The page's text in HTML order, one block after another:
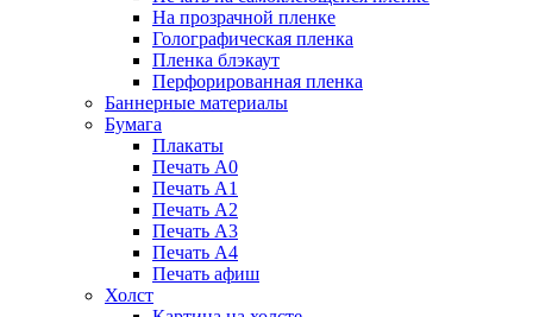
На прозрачной пленке
Голографическая пленка
Пленка блэкаут
Перфорированная пленка
Баннерные материалы
Бумага
Плакаты
Печать А0
Печать А1
Печать А2
Печать А3
Печать А4
Печать афиш
Холст